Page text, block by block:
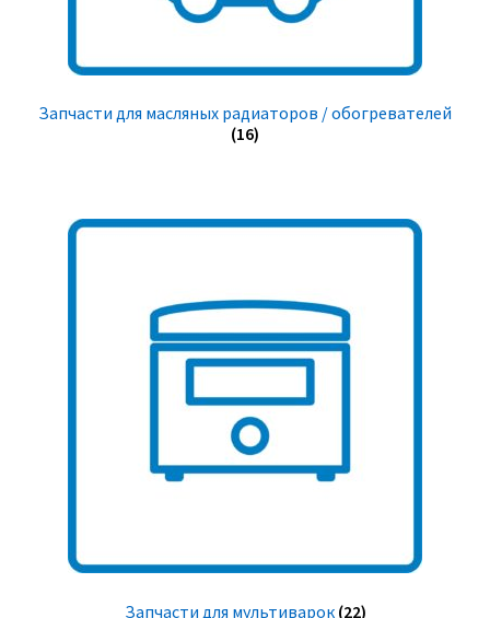
Запчасти для масляных радиаторов / обогревателей
(16)
Запчасти для мультиварок (22)